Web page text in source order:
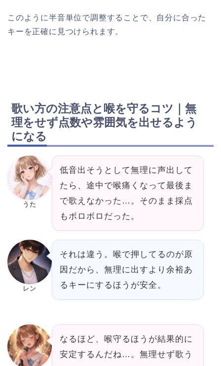
このように半音単位で調整することで、自分に合った
キーを正確に見つけられます。
歌い方の注意点と喉を守るコツ｜無
理をせず点数や雰囲気を出せるよう
になる
うた
低音出そうとして無理に声出して
たら、途中で喉痛くなって最後ま
で歌えなかった…。そのまま採点
もボロボロだった。
レン
それは違う。喉で押してるのが原
因だから、無理に出すより余裕あ
るキーにするほうが安全。
なるほど、喉守るほうが結果的に
安定するんだね…。無理せず歌う